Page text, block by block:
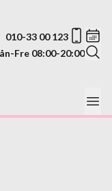
010-33 00 123
Fre 08:00-20:00